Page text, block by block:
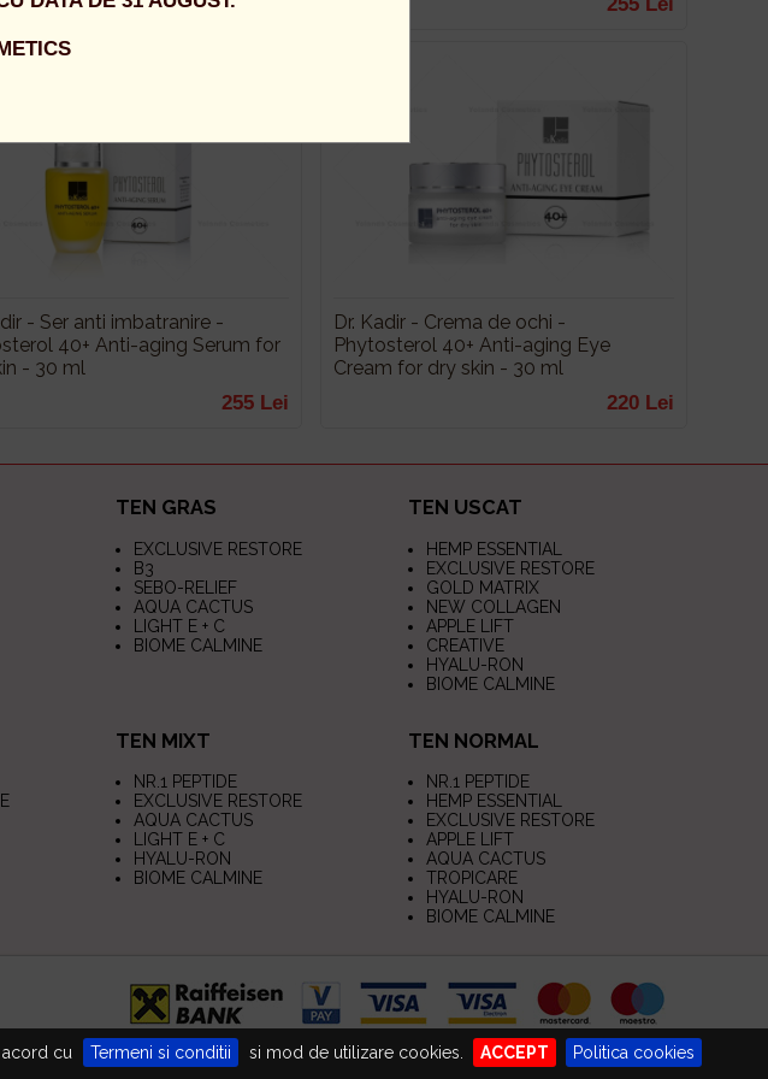
cu Termeni si conditii si mod de utilizare cookies. ACCEPT Politica cookies
- Ser anti imbatranire -
40+ Anti-aging Serum for
- 30 ml
255 Lei
Dr. Kadir - Crema de ochi -
Phytosterol 40+ Anti-aging Eye
Cream for dry skin - 30 ml
220 Lei
TEN GRAS
EXCLUSIVE RESTORE
B3
SEBO-RELIEF
AQUA CACTUS
LIGHT E + C
BIOME CALMINE
TEN USCAT
HEMP ESSENTIAL
EXCLUSIVE RESTORE
GOLD MATRIX
NEW COLLAGEN
APPLE LIFT
CREATIVE
HYALU-RON
BIOME CALMINE
TEN MIXT
NR.1 PEPTIDE
EXCLUSIVE RESTORE
AQUA CACTUS
LIGHT E + C
HYALU-RON
BIOME CALMINE
TEN NORMAL
NR.1 PEPTIDE
HEMP ESSENTIAL
EXCLUSIVE RESTORE
APPLE LIFT
AQUA CACTUS
TROPICARE
HYALU-RON
BIOME CALMINE